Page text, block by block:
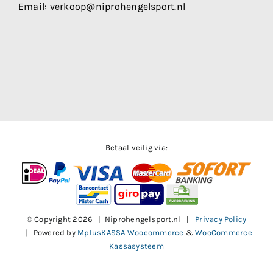
Email: verkoop@niprohengelsport.nl
Betaal veilig via:
© Copyright2026 | Niprohengelsport.nl | Privacy Policy
| Powered by MplusKASSA Woocommerce &WooCommerce
Kassasysteem